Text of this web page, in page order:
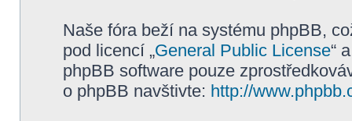
Naše fóra beží na systému phpBB,
pod licencí „General Public License“
phpBB software pouze
o phpBB navštivte: http://